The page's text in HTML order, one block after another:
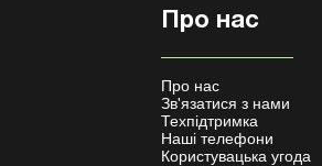
Про нас
Про нас
Зв'язатися з нами
Техпідтримка
Наші телефони
Користувацька угода